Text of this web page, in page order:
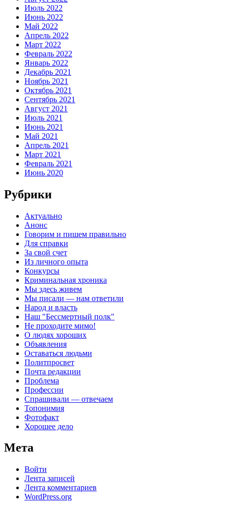
Июль 2022
Июнь 2022
Май 2022
Апрель 2022
Март 2022
Февраль 2022
Январь 2022
Декабрь 2021
Ноябрь 2021
Октябрь 2021
Сентябрь 2021
Август 2021
Июль 2021
Июнь 2021
Май 2021
Апрель 2021
Март 2021
Февраль 2021
Июнь 2020
Рубрики
Актуально
Анонс
Говорим и пишем правильно
Для справки
За свой счет
Из личного опыта
Конкурсы
Криминальная хроника
Мы здесь живем
Мы писали — нам ответили
Народ и власть
Наш "Бессмертный полк"
Не проходите мимо!
О людях хороших
Объявления
Оставаться людьми
Политпросвет
Почта редакции
Проблема
Профессии
Спрашивали — отвечаем
Топонимия
Фотофакт
Хорошее дело
Мета
Войти
Лента записей
Лента комментариев
WordPress.org